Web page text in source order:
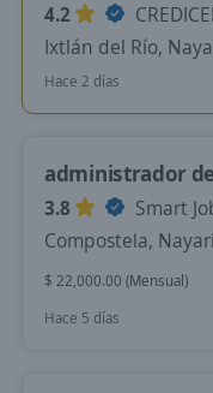
4.2
Ixtlán del Río,
Hace 2 días
administrador
3.8
Smart
Compostela,
$ 22,000.00 (Mensual)
Hace 5 días